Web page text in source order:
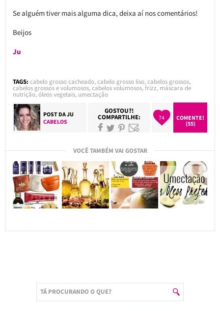
Se alguém tiver mais alguma dica, deixa aí nos comentários!
Beijos
Ju
TAGS: cabelo grosso cacheado,cabelo grosso liso,cabelos grossos,
cabelos grossos e volumosos,cabelos volumosos,frizz, máscara de
nutrição,óleos vegetais, umectação
POST DAJU
CABELOS
GOSTOU?!
COMPARTILHE: 74
COMENTE!
(55)
VOCÊ TAMBÉM VAI GOSTAR